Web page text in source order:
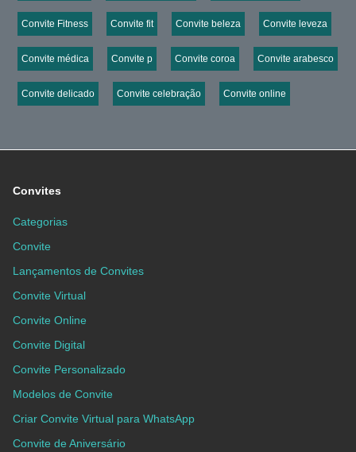
Convite Fitness Convite fit Convite beleza Convite leveza
Convite médica Convite p Convite coroa Convite arabesco
Convite delicado Convite celebração Convite online
Convites
Categorias
Convite
Lançamentos de Convites
Convite Virtual
Convite Online
Convite Digital
Convite Personalizado
Modelos de Convite
Criar Convite Virtual para WhatsApp
Convite de Aniversário